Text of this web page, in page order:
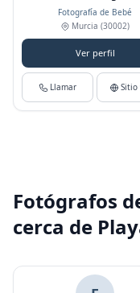
Fotografía de Bebé
Murcia (30002)
Ver perfil
Llamar Sitio
Fotógrafos
cerca de